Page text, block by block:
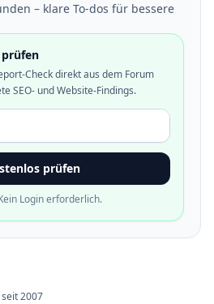
– klare To-dos für bessere
Check direkt aus dem Forum
SEO- und Website-Findings.
prüfen
Login erforderlich.
2007